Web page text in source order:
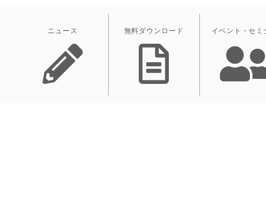
ニュース 無料ダウンロード イベント・セミ